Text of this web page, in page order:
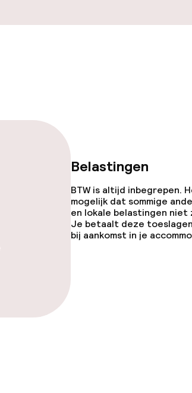
Belastingen
BTW is altijd inbegrepen.
mogelijk dat sommige
en lokale belastingen niet
Je betaalt deze
bij aankomst in je